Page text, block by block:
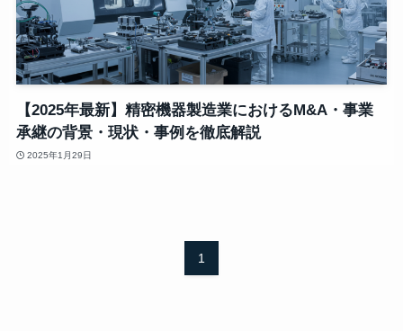
【2025年最新】精密機器製造業におけるM&A・事業
承継の背景・現状・事例を徹底解説
2025年1月29日
1